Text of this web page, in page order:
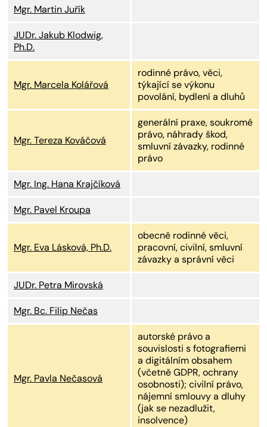
Mgr. Martin Juřík
JUDr. Jakub Klodwig,
Ph.D.
Mgr. Marcela Kolářová
rodinné právo, věci,
týkající se výkonu
povolání, bydlení a dluhů
Mgr. Tereza Kováčová
generální praxe, soukromé
právo, náhrady škod,
smluvní závazky, rodinné
právo
Mgr. Ing. Hana Krajčíková
Mgr. Pavel Kroupa
Mgr. Eva Lásková, Ph.D.
obecně rodinné věci,
pracovní, civilní, smluvní
závazky a správní věci
JUDr. Petra Mirovská
Mgr. Bc. Filip Nečas
Mgr. Pavla Nečasová
autorské právo a
souvislosti s fotografiemi
a digitálním obsahem
(včetně GDPR, ochrany
osobnosti); civilní právo,
nájemní smlouvy a dluhy
(jak se nezadlužit,
insolvence)